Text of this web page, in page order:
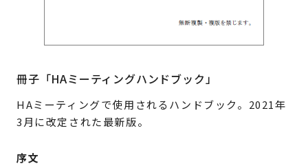
冊子「HAミーティングハンドブック」
HAミーティングで使用されるハンドブック。2021年
3月に改定された最新版。
序文